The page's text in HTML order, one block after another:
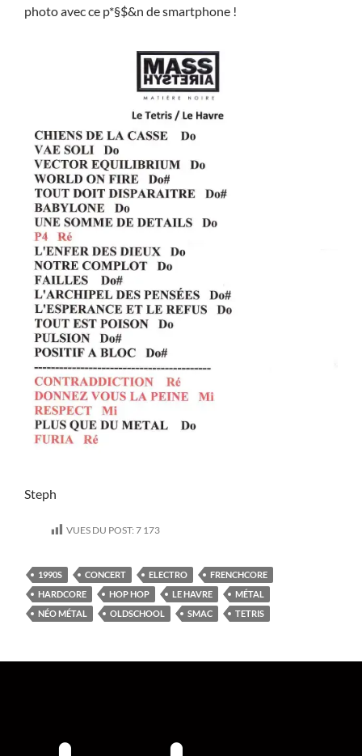
photo avec ce p*§$&n de smartphone !
Steph
VUES DU POST: 7 173
1990S CONCERT ELECTRO
FRENCHCORE
HARDCORE
HOP HOP LE HAVRE
MÉTAL
NÉO MÉTAL
OLDSCHOOL SMAC TETRIS